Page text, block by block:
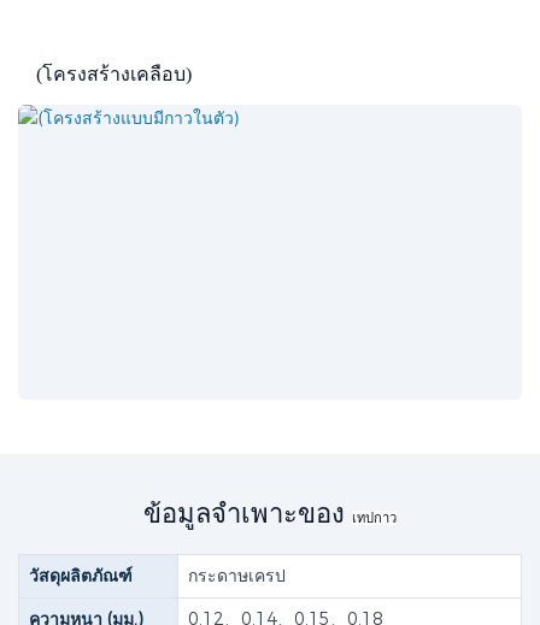
(โครงสร้างเคลือบ)
ข้อมูลจำเพาะของ เทปกาว
วัสดุผลิตภัณฑ์
กระดาษเครป
ความหนา (มม.)
0.12、0.14、0.15、0.18